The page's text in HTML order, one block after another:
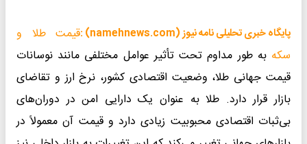
پایگاه خبری تحلیلی نامه نیوز (namehnews.com) :
قیمت طلا و
سکه به طور مداوم تحت تأثیر عوامل مختلفی مانند نوسانات
قیمت جهانی طلا، وضعیت اقتصادی کشور، نرخ ارز و تقاضای
بازار قرار دارد. طلا به عنوان یک دارایی امن در دوران‌های
بی‌ثبات اقتصادی محبوبیت زیادی دارد و قیمت آن معمولاً در